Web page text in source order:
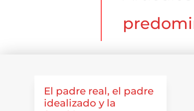
El padre real, el padre
idealizado y la